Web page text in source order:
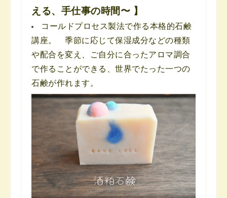
える、手仕事の時間〜 】
コールドプロセス製法で作る本格的石鹸
講座。 季節に応じて保湿成分などの種類
や配合を変え、ご自分に合ったアロマ調合
で作ることができる、世界でたった一つの
石鹸が作れます。